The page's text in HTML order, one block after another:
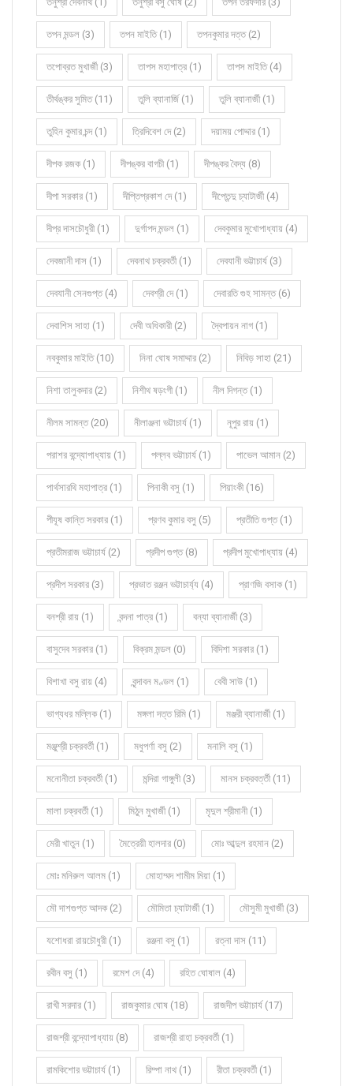
তপন মন্ডল (3) তপন মাইতি (1) তপনকুমার দত্ত (2)
তপোব্রত মুখার্জী (3) তাপস মহাপাত্র (1) তাপস মাইতি (4)
তীর্থঙ্কর সুমিত (11) তুলি ব্যানার্জি (1) তুলি ব্যানার্জী (1)
তুহিন কুমার চন্দ (1) ত্রিদিবেশ দে (2) দয়াময় পোদ্দার (1)
দীপক রজক (1) দীপঙ্কর বাগচী (1) দীপঙ্কর বৈদ্য (8)
দীপা সরকার (1) দীপ্তিপ্রকাশ দে (1) দীপ্তেন্দু চ্যাটার্জী (4)
দীপ্র দাসচৌধুরী (1) দুর্গাপদ মন্ডল (1) দেবকুমার মুখোপাধ্যায় (4)
দেবজানী দাস (1) দেবনাথ চক্রবর্তী (1) দেবযানী ভট্টাচার্য (3)
দেবযানী সেনগুপ্ত (4) দেবশ্রী দে (1) দেবারতি গুহ সামন্ত (6)
দেবাশিস সাহা (1) দেবী অধিকারী (2) দ্বৈপায়ন নাগ (1)
নবকুমার মাইতি (10) নিনা ঘোষ সমাদ্দার (2) নিবিড় সাহা (21)
নিশা তালুকদার (2) নিশীথ ষড়ংগী (1) নীল দিগন্ত (1)
নীলম সামন্ত (20) নীলাঞ্জনা ভট্টাচার্য (1) নূপুর রায় (1)
পরাশর বন্দ্যোপাধ্যায় (1) পল্লব ভট্টাচার্য (1) পাভেল আমান (2)
পার্থসারথি মহাপাত্র (1) পিনাকী বসু (1) পিয়াংকী (16)
পীযূষ কান্তি সরকার (1) প্রণব কুমার বসু (5) প্রতীতি গুপ্ত (1)
প্রতীমরাজ ভট্টাচার্য (2) প্রদীপ গুপ্ত (8) প্রদীপ মুখোপাধ্যায় (4)
প্রদীপ সরকার (3) প্রভাত রঞ্জন ভট্টাচার্য্য (4) প্রাণজি বসাক (1)
বনশ্রী রায় (1) বন্দনা পাত্র (1) বন্যা ব্যানার্জী (3)
বাসুদেব সরকার (1) বিক্রম মন্ডল (0) বিদিশা সরকার (1)
বিশাখা বসু রায় (4) বৃন্দাবন মণ্ডল (1) বেবী সাউ (1)
ভাগ্যধর মল্লিক (1) মঙ্গলা দত্ত রিমি (1) মঞ্জরী ব্যানার্জী (1)
মঞ্জুশ্রী চক্রবর্তী (1) মধুপর্ণা বসু (2) মনালি বসু (1)
মনোনীতা চক্রবর্তী (1) মন্দিরা গাঙ্গুলী (3) মানস চক্রবর্ত্তী (11)
মালা চক্রবর্তী (1) মিঠুন মুখার্জী (1) মৃদুল শ্রীমানী (1)
মেরী খাতুন (1) মৈত্রেয়ী হালদার (0) মোঃ আব্দুল রহমান (2)
মোঃ মনিরুল আলম (1) মোহাম্মদ শামীম মিয়া (1)
মৌ দাশগুপ্ত আদক (2) মৌমিতা চ্যাটার্জী (1) মৌসুমী মুখার্জী (3)
যশোধরা রায়চৌধুরী (1) রঞ্জনা বসু (1) রত্না দাস (11)
রবীন বসু (1) রমেশ দে (4) রহিত ঘোষাল (4)
রাখী সরদার (1) রাজকুমার ঘোষ (18) রাজদীপ ভট্টাচার্য (17)
রাজশ্রী বন্দ্যোপাধ্যায় (8) রাজশ্রী রাহা চক্রবর্তী (1)
রামকিশোর ভট্টাচার্য (1) রিম্পা নাথ (1) রীতা চক্রবর্তী (1)